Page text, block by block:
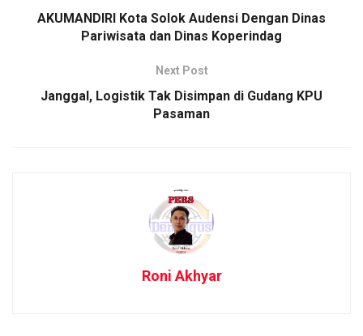
AKUMANDIRI Kota Solok Audensi Dengan Dinas
Pariwisata dan Dinas Koperindag
Next Post
Janggal, Logistik Tak Disimpan di Gudang KPU
Pasaman
Roni Akhyar